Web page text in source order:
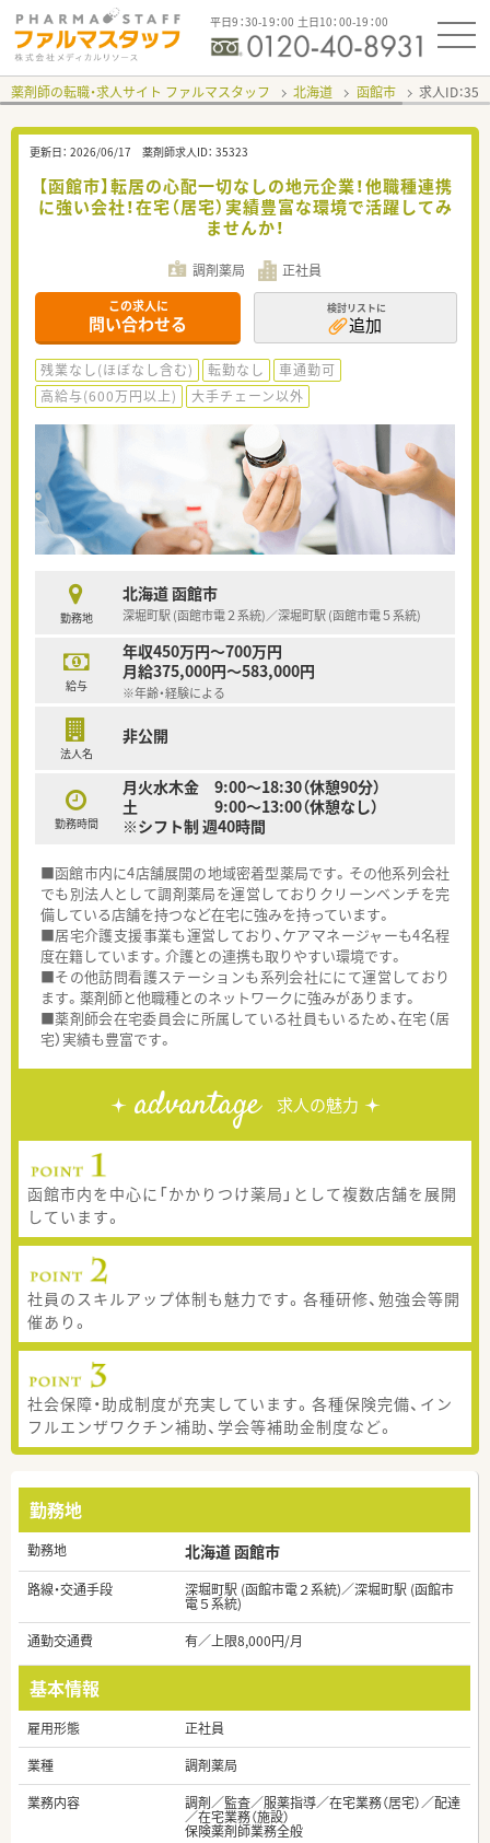
平日9：30-19：00 土日10：00-19：00
薬剤師の転職・求人サイト ファルマスタッフ 北海道 函館市 求人ID：
更新日： 2026/06/17 薬剤師求人ID： 35323
【函館市】転居の心配一切なしの地元企業！他職種連携
に強い会社！在宅（居宅）実績豊富な環境で活躍してみ
ませんか！
調剤薬局 正社員
この求人に
問い合わせる
検討リストに
追加
残業なし(ほぼなし含む) 転勤なし
車通勤可
高給与(600万円以上)
大手チェーン以外
勤務地
北海道 函館市
深堀町駅 (函館市電２系統)／深堀町駅 (函館市電５系統)
給与
年収450万円～700万円
月給375,000円～583,000円
※年齢・経験による
法人名
非公開
勤務時間
月火水木金 9:00～18:30（休憩90分）
土 9:00～13:00（休憩なし）
※シフト制 週40時間
■函館市内に4店舗展開の地域密着型薬局です。その他系列会社
でも別法人として調剤薬局を運営しておりクリーンベンチを完
備している店舗を持つなど在宅に強みを持っています。
■居宅介護支援事業も運営しており、ケアマネージャーも4名程
度在籍しています。介護との連携も取りやすい環境です。
■その他訪問看護ステーションも系列会社ににて運営しており
ます。薬剤師と他職種とのネットワークに強みがあります。
■薬剤師会在宅委員会に所属している社員もいるため、在宅（居
宅）実績も豊富です。
advantage 求人の魅力
函館市内を中心に「かかりつけ薬局」として複数店舗を展開
しています。
社員のスキルアップ体制も魅力です。各種研修、勉強会等開
催あり。
社会保障・助成制度が充実しています。各種保険完備、イン
フルエンザワクチン補助、学会等補助金制度など。
勤務地
勤務地 北海道 函館市
路線・交通手段 深堀町駅 (函館市電２系統)／深堀町駅 (函館市
電５系統)
通勤交通費
有／上限8,000円/月
基本情報
雇用形態
正社員
業種
調剤薬局
業務内容
調剤／監査／服薬指導／在宅業務（居宅）／配達
／在宅業務（施設）
保険薬剤師業務全般